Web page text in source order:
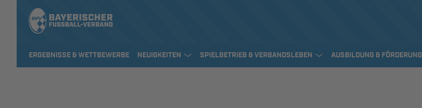
ERGEBNISSE & WETTBEWERBE NEUIGKEITEN SPIELBETRIEB & VERBANDSLEBEN AUSBILDUNG & FÖRDERUNG